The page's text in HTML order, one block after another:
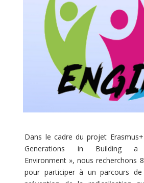
Dans le cadre du projet
Generations in Building a
Environment », nous recherchons
pour participer à un parcours